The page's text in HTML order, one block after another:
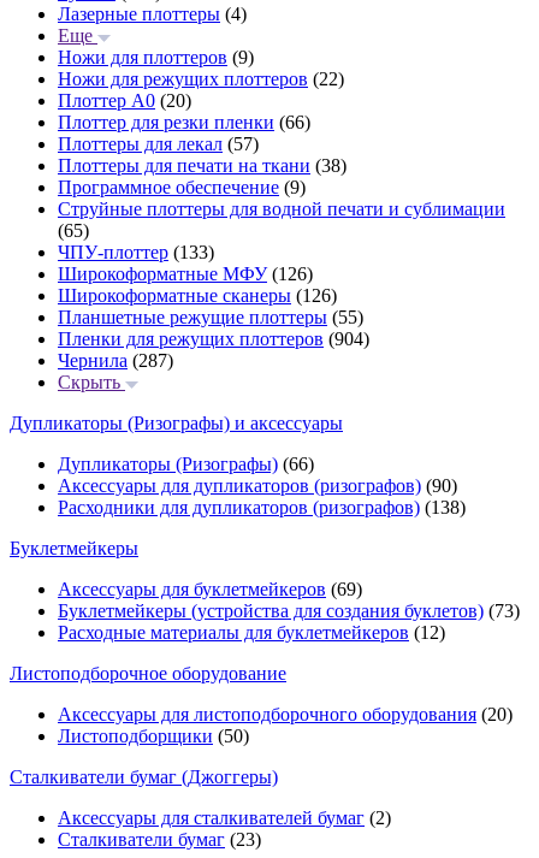
Лазерные плоттеры (4)
Еще
Ножи для плоттеров (9)
Ножи для режущих плоттеров (22)
Плоттер А0 (20)
Плоттер для резки пленки (66)
Плоттеры для лекал (57)
Плоттеры для печати на ткани (38)
Программное обеспечение (9)
Струйные плоттеры для водной печати и сублимации
(65)
ЧПУ-плоттер (133)
Широкоформатные МФУ(126)
Широкоформатные сканеры (126)
Планшетные режущие плоттеры (55)
Пленки для режущих плоттеров (904)
Чернила (287)
Скрыть
Дупликаторы (Ризографы) и аксессуары
Дупликаторы (Ризографы) (66)
Аксессуары для дупликаторов (ризографов) (90)
Расходники для дупликаторов (ризографов) (138)
Буклетмейкеры
Аксессуары для буклетмейкеров (69)
Буклетмейкеры (устройства для создания буклетов) (73)
Расходные материалы для буклетмейкеров (12)
Листоподборочное оборудование
Аксессуары для листоподборочного оборудования (20)
Листоподборщики (50)
Сталкиватели бумаг (Джоггеры)
Аксессуары для сталкивателей бумаг (2)
Сталкиватели бумаг (23)